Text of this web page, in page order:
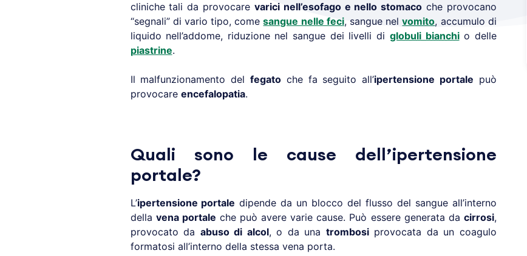
cliniche tali da provocare varici nell’esofago e nello stomaco che provocano
“segnali” di vario tipo, comesangue nelle feci, sangue nelvomito, accumulo di
liquido nell’addome, riduzione nel sangue dei livelli di globuli bianchio delle
piastrine.
Il malfunzionamento del fegatoche fa seguito all’ipertensione portale può
provocare encefalopatia.
Quali sono le cause dell’ipertensione
portale?
L’ipertensione portale dipende da un blocco del flusso del sangue all’interno
della vena portale che può avere varie cause. Può essere generata da cirrosi,
provocato da abuso di alcol, o da una trombosiprovocata da un coagulo
formatosi all’interno della stessa vena porta.